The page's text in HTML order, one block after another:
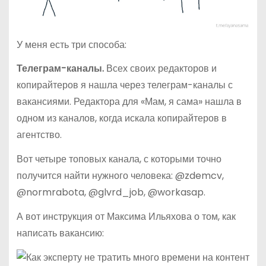
У меня есть три способа:
Телеграм-каналы.Всех своих редакторов и
копирайтеров я нашла через телеграм-каналы с
вакансиями. Редактора для «Мам, я сама» нашла в
одном из каналов, когда искала копирайтеров в
агентство.
Вот четыре топовых канала, с которыми точно
получится найти нужного человека: @zdemcv,
@normrabota, @glvrd_job, @workasap.
А вот инструкция от Максима Ильяхова о том, как
написать вакансию: